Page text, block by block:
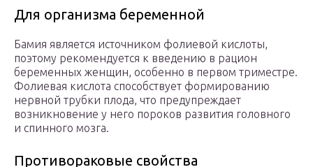
Для организма беременной
Бамия является источником фолиевой кислоты,
поэтому рекомендуется к введению в рацион
беременных женщин, особенно в первом триместре.
Фолиевая кислота способствует формированию
нервной трубки плода, что предупреждает
возникновение у него пороков развития головного
и спинного мозга.
Противораковые свойства